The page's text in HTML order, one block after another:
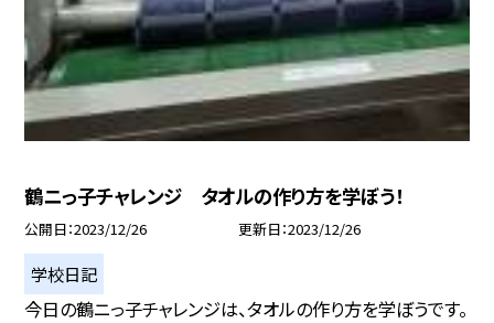
鶴ニっ子チャレンジ タオルの作り方を学ぼう！
公開日 2023/12/26 更新日 2023/12/26
学校日記
今日の鶴ニっ子チャレンジは、タオルの作り方を学ぼうです。